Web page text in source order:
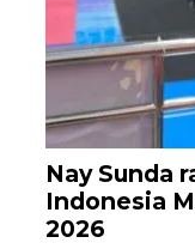
Nay Sunda
Indonesia
2026